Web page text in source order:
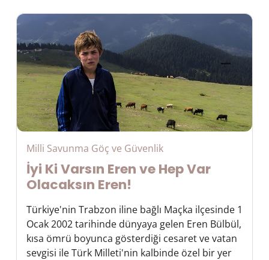
Milli Savunma Göç ve Güvenlik
İyi Ki Varsın Eren ve Hep Var
Olacaksın Eren!
Türkiye'nin Trabzon iline bağlı Maçka ilçesinde 1
Ocak 2002 tarihinde dünyaya gelen Eren Bülbül,
kısa ömrü boyunca gösterdiği cesaret ve vatan
sevgisi ile Türk Milleti'nin kalbinde özel bir yer